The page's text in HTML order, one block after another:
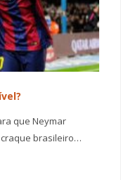
que Neymar
brasileiro…